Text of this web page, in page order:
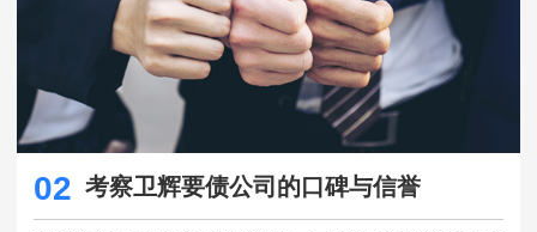
02 考察卫辉要债公司的口碑与信誉